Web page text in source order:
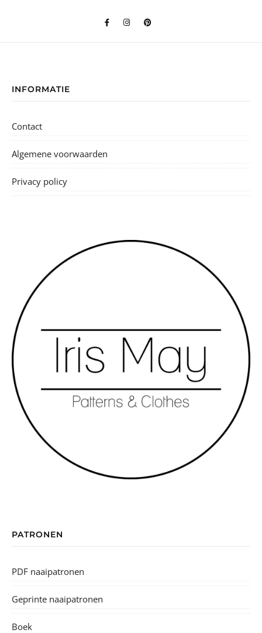
INFORMATIE
Contact
Algemene voorwaarden
Privacy policy
PATRONEN
PDF naaipatronen
Geprinte naaipatronen
Boek